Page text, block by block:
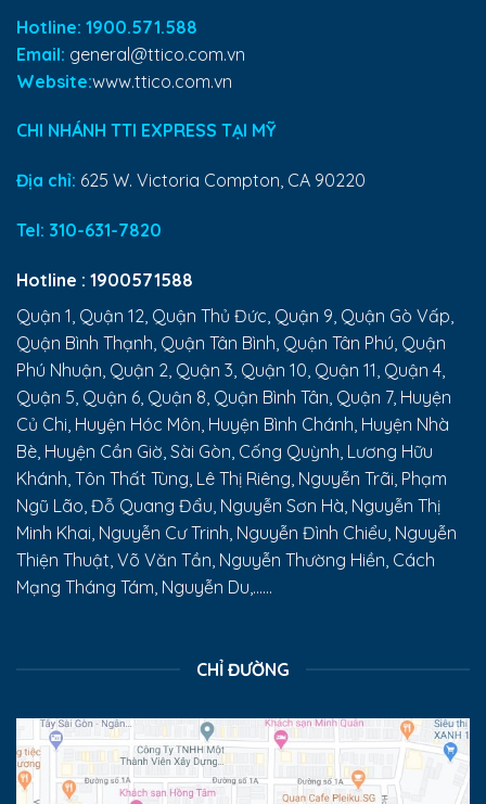
Hotline: 1900.571.588
Email: general@ttico.com.vn
Website:www.ttico.com.vn
CHI NHÁNH TTI EXPRESS TẠI MỸ
Địa chỉ: 625 W. Victoria Compton, CA 90220
Tel: 310-631-7820
Hotline : 1900571588
Quận 1, Quận 12, Quận Thủ Đức, Quận 9, Quận Gò Vấp,
Quận Bình Thạnh, Quận Tân Bình, Quận Tân Phú, Quận
Phú Nhuận, Quận 2, Quận 3, Quận 10, Quận 11, Quận 4,
Quận 5, Quận 6, Quận 8, Quận Bình Tân, Quận 7, Huyện
Củ Chi, Huyện Hóc Môn, Huyện Bình Chánh, Huyện Nhà
Bè, Huyện Cần Giờ, Sài Gòn, Cống Quỳnh, Lương Hữu
Khánh, Tôn Thất Tùng, Lê Thị Riêng, Nguyễn Trãi, Phạm
Ngũ Lão, Đỗ Quang Đẩu, Nguyễn Sơn Hà, Nguyễn Thị
Minh Khai, Nguyễn Cư Trinh, Nguyễn Đình Chiểu, Nguyễn
Thiện Thuật, Võ Văn Tần, Nguyễn Thường Hiền, Cách
Mạng Tháng Tám, Nguyễn Du,......
CHỈ ĐƯỜNG